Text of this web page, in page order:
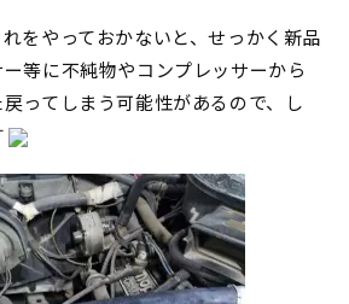
をやっておかないと、せっかく新品
等に不純物やコンプレッサーから
ってしまう可能性があるので、し